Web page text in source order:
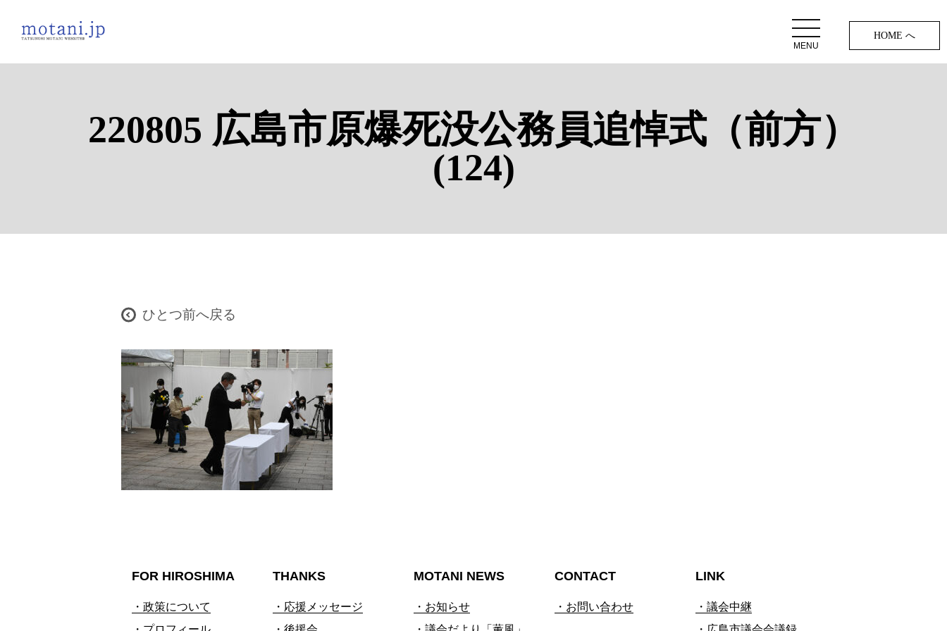
HOME へ
MENU
220805 広島市原爆死没公務員追悼式（前方）
(124)
ひとつ前へ戻る
FOR HIROSHIMA
・政策について
THANKS
・応援メッセージ
MOTANI NEWS
・お知らせ
CONTACT
・お問い合わせ
LINK
・議会中継